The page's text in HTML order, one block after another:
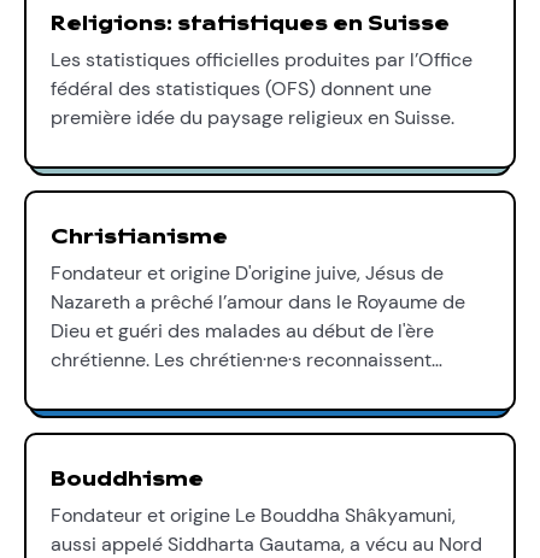
Religions: statistiques en Suisse
Les statistiques officielles produites par l’Office
fédéral des statistiques (OFS) donnent une
première idée du paysage religieux en Suisse.
Christianisme
Fondateur et origine D'origine juive, Jésus de
Nazareth a prêché l’amour dans le Royaume de
Dieu et guéri des malades au début de l'ère
chrétienne. Les chrétien·ne·s reconnaissent…
Bouddhisme
Fondateur et origine Le Bouddha Shâkyamuni,
aussi appelé Siddharta Gautama, a vécu au Nord